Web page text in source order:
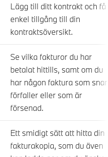
Lägg till ditt kontrakt och få
enkel tillgång till din
kontraktsöversikt.
Se vilka fakturor du har
betalat hittills, samt om du
har någon faktura som
förfaller eller som är
försenad.
Ett smidigt sätt att hitta din
fakturakopia, som du även